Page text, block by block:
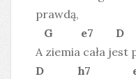
prawdą,
G e7 D
A ziemia cała jest
D h7